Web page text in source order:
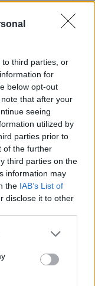
third parties, or
for
below opt-out
that after your
seeing
utilized by
parties prior to
of the further
third parties on the
information may
the IAB’s List of
disclose it to other
or more Google
You may click to
party tags to
in below Google
και
στον